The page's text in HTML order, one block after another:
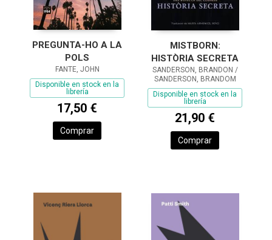
PREGUNTA-HO A LA
POLS
FANTE, JOHN
Disponible en stock en la
librería
17,50 €
Comprar
MISTBORN:
HISTÒRIA SECRETA
SANDERSON, BRANDON /
SANDERSON, BRANDOM
Disponible en stock en la
librería
21,90 €
Comprar